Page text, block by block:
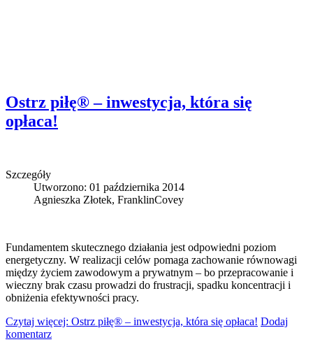
Ostrz piłę® – inwestycja, która się
opłaca!
Szczegóły
Utworzono: 01 października 2014
Agnieszka Złotek, FranklinCovey
Fundamentem skutecznego działania jest odpowiedni poziom
energetyczny. W realizacji celów pomaga zachowanie równowagi
między życiem zawodowym a prywatnym – bo przepracowanie i
wieczny brak czasu prowadzi do frustracji, spadku koncentracji i
obniżenia efektywności pracy.
Czytaj więcej: Ostrz piłę® – inwestycja, która się opłaca! Dodaj
komentarz